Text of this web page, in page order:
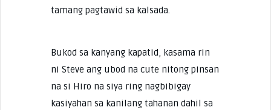
tamang pagtawid sa kalsada.
Bukod sa kanyang kapatid, kasama rin
ni Steve ang ubod na cute nitong pinsan
na si Hiro na siya ring nagbibigay
kasiyahan sa kanilang tahanan dahil sa